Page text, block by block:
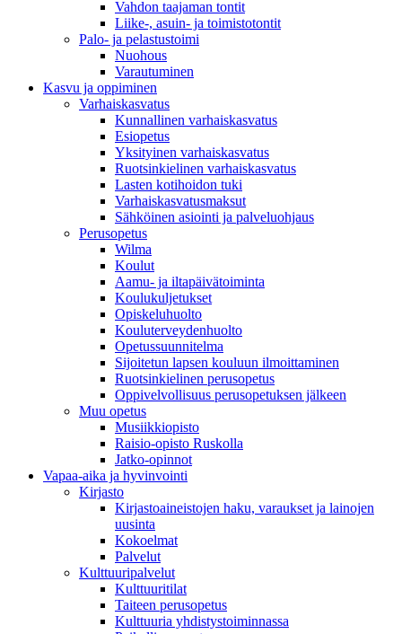
Vahdon taajaman tontit
Liike-, asuin- ja toimistotontit
Palo- ja pelastustoimi
Nuohous
Varautuminen
Kasvu ja oppiminen
Varhaiskasvatus
Kunnallinen varhaiskasvatus
Esiopetus
Yksityinen varhaiskasvatus
Ruotsinkielinen varhaiskasvatus
Lasten kotihoidon tuki
Varhaiskasvatusmaksut
Sähköinen asiointi ja palveluohjaus
Perusopetus
Wilma
Koulut
Aamu- ja iltapäivätoiminta
Koulukuljetukset
Opiskeluhuolto
Kouluterveydenhuolto
Opetussuunnitelma
Sijoitetun lapsen kouluun ilmoittaminen
Ruotsinkielinen perusopetus
Oppivelvollisuus perusopetuksen jälkeen
Muu opetus
Musiikkiopisto
Raisio-opisto Ruskolla
Jatko-opinnot
Vapaa-aika ja hyvinvointi
Kirjasto
Kirjastoaineistojen haku, varaukset ja lainojen
uusinta
Kokoelmat
Palvelut
Kulttuuripalvelut
Kulttuuritilat
Taiteen perusopetus
Kulttuuria yhdistystoiminnassa